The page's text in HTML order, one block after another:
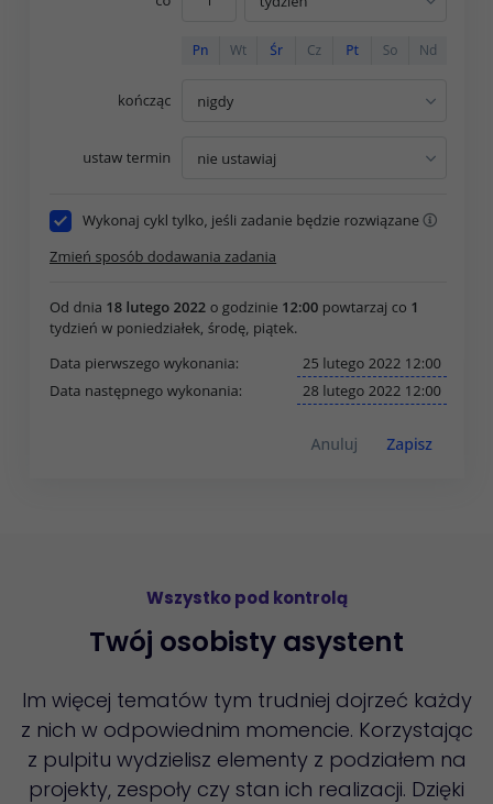
Wszystko pod kontrolą
Twój osobisty asystent
Im więcej tematów tym trudniej dojrzeć każdy
z nich w odpowiednim momencie. Korzystając
z pulpitu wydzielisz elementy z podziałem na
projekty, zespoły czy stan ich realizacji. Dzięki